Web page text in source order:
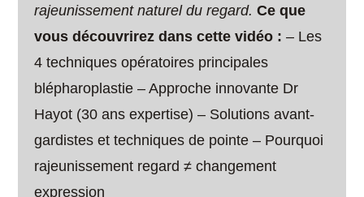
rajeunissement naturel du regard. Ce que
vous découvrirez dans cette vidéo : – Les
4 techniques opératoires principales
blépharoplastie – Approche innovante Dr
Hayot (30 ans expertise) – Solutions avant-
gardistes et techniques de pointe – Pourquoi
rajeunissement regard ≠ changement
expression